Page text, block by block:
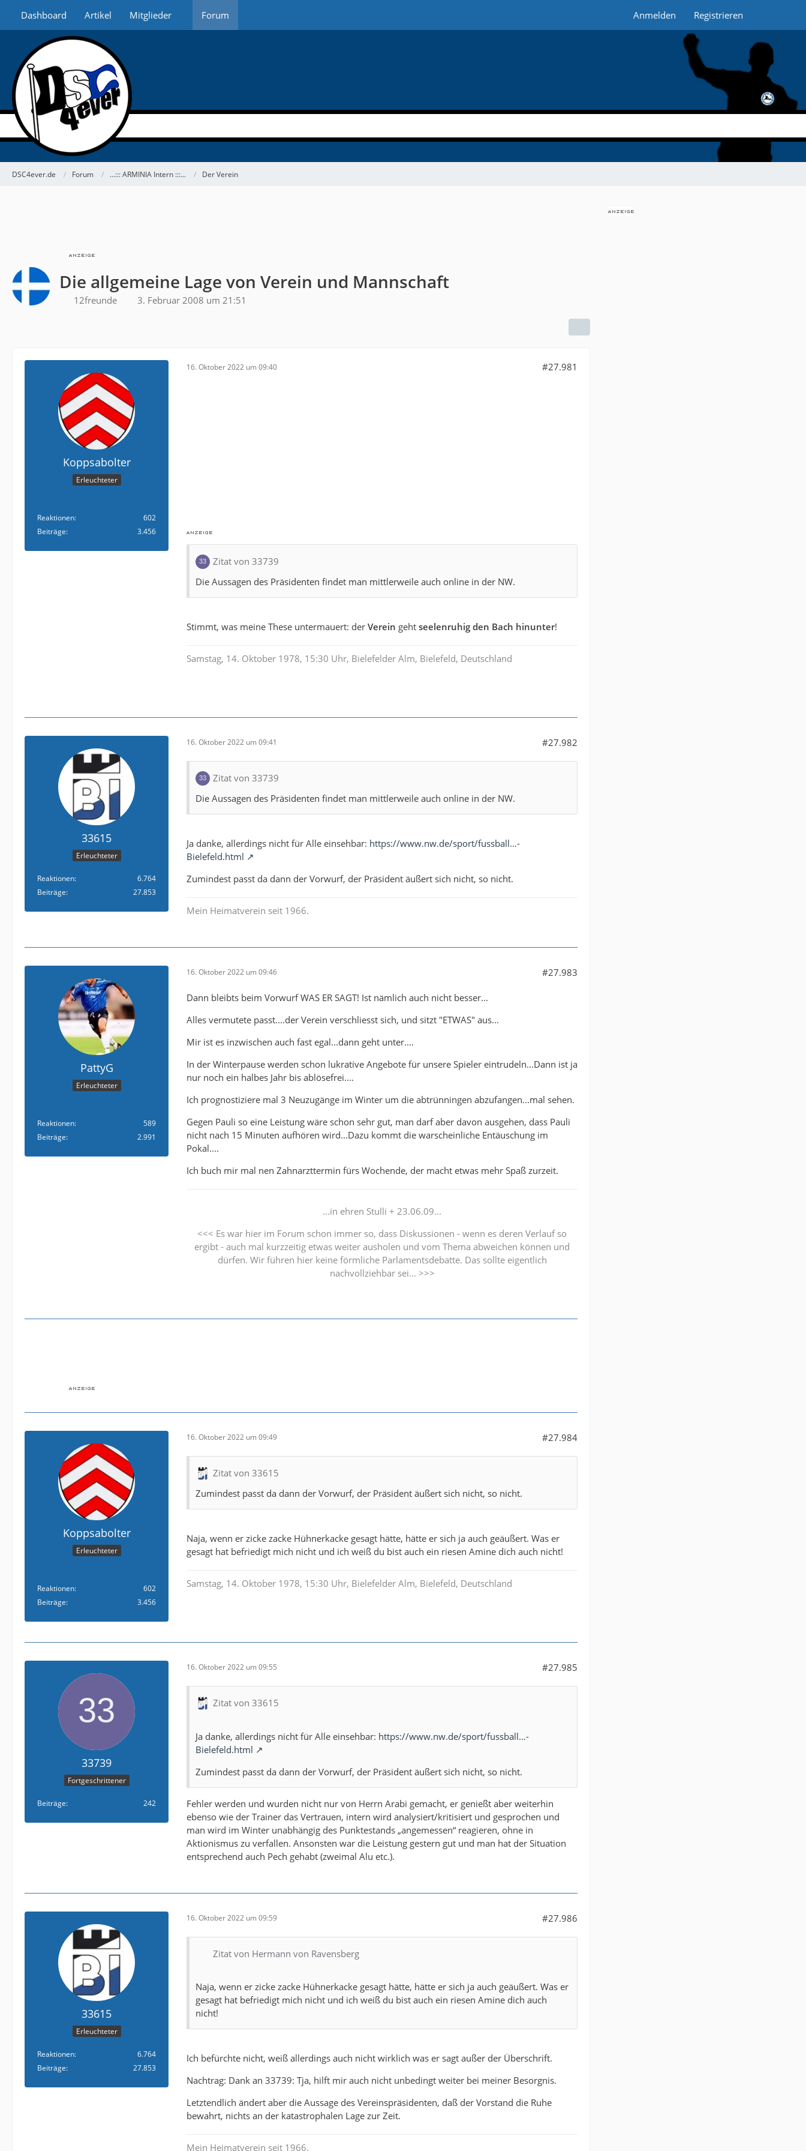
Dashboard Artikel Mitglieder Forum Anmelden Registrieren
DSC4ever.de Forum ...::: ARMINIA Intern :::... Der Verein
Die allgemeine Lage von Verein und Mannschaft
12freunde 3. Februar 2008 um 21:51
Koppsabolter
Erleuchteter
Reaktionen
602
Beiträge
3.456
16. Oktober 2022 um 09:40 #27.981
Zitat von 33739
Die Aussagen des Präsidenten findet man mittlerweile auch online in der NW.
Stimmt, was meine These untermauert: der Verein geht seelenruhig den Bach hinunter!
Samstag, 14. Oktober 1978, 15:30 Uhr, Bielefelder Alm, Bielefeld, Deutschland
33615
Erleuchteter
Reaktionen
6.764
Beiträge
27.853
16. Oktober 2022 um 09:41 #27.982
Zitat von 33739
Die Aussagen des Präsidenten findet man mittlerweile auch online in der NW.
Ja danke, allerdings nicht für Alle einsehbar: https://www.nw.de/sport/fussball…-
Bielefeld.html
Zumindest passt da dann der Vorwurf, der Präsident äußert sich nicht, so nicht.
Mein Heimatverein seit 1966.
PattyG
Erleuchteter
Reaktionen
589
Beiträge
2.991
16. Oktober 2022 um 09:46 #27.983
Dann bleibts beim Vorwurf WAS ER SAGT! Ist nämlich auch nicht besser...
Alles vermutete passt....der Verein verschliesst sich, und sitzt "ETWAS" aus...
Mir ist es inzwischen auch fast egal...dann geht unter....
In der Winterpause werden schon lukrative Angebote für unsere Spieler eintrudeln...Dann ist ja
nur noch ein halbes Jahr bis ablösefrei....
Ich prognostiziere mal 3 Neuzugänge im Winter um die abtrünningen abzufangen...mal sehen.
Gegen Pauli so eine Leistung wäre schon sehr gut, man darf aber davon ausgehen, dass Pauli
nicht nach 15 Minuten aufhören wird...Dazu kommt die warscheinliche Entäuschung im
Pokal....
Ich buch mir mal nen Zahnarzttermin fürs Wochende, der macht etwas mehr Spaß zurzeit.
...in ehren Stulli + 23.06.09...
<<< Es war hier im Forum schon immer so, dass Diskussionen - wenn es deren Verlauf so
ergibt - auch mal kurzzeitig etwas weiter ausholen und vom Thema abweichen können und
dürfen. Wir führen hier keine förmliche Parlamentsdebatte. Das sollte eigentlich
nachvollziehbar sei... >>>
Koppsabolter
Erleuchteter
Reaktionen
602
Beiträge
3.456
16. Oktober 2022 um 09:49 #27.984
Zitat von 33615
Zumindest passt da dann der Vorwurf, der Präsident äußert sich nicht, so nicht.
Naja, wenn er zicke zacke Hühnerkacke gesagt hätte, hätte er sich ja auch geäußert. Was er
gesagt hat befriedigt mich nicht und ich weiß du bist auch ein riesen Amine dich auch nicht!
Samstag, 14. Oktober 1978, 15:30 Uhr, Bielefelder Alm, Bielefeld, Deutschland
33739
Fortgeschrittener
Beiträge 242
16. Oktober 2022 um 09:55 #27.985
Zitat von 33615
Ja danke, allerdings nicht für Alle einsehbar: https://www.nw.de/sport/fussball…-
Bielefeld.html
Zumindest passt da dann der Vorwurf, der Präsident äußert sich nicht, so nicht.
Fehler werden und wurden nicht nur von Herrn Arabi gemacht, er genießt aber weiterhin
ebenso wie der Trainer das Vertrauen, intern wird analysiert/kritisiert und gesprochen und
man wird im Winter unabhängig des Punktestands „angemessen“ reagieren, ohne in
Aktionismus zu verfallen. Ansonsten war die Leistung gestern gut und man hat der Situation
entsprechend auch Pech gehabt (zweimal Alu etc.).
33615
Erleuchteter
Reaktionen
6.764
Beiträge
27.853
16. Oktober 2022 um 09:59 #27.986
Zitat von Hermann von Ravensberg
Naja, wenn er zicke zacke Hühnerkacke gesagt hätte, hätte er sich ja auch geäußert. Was er
gesagt hat befriedigt mich nicht und ich weiß du bist auch ein riesen Amine dich auch
nicht!
Ich befürchte nicht, weiß allerdings auch nicht wirklich was er sagt außer der Überschrift.
Nachtrag: Dank an 33739: Tja, hilft mir auch nicht unbedingt weiter bei meiner Besorgnis.
Letztendlich ändert aber die Aussage des Vereinspräsidenten, daß der Vorstand die Ruhe
bewahrt, nichts an der katastrophalen Lage zur Zeit.
Mein Heimatverein seit 1966.